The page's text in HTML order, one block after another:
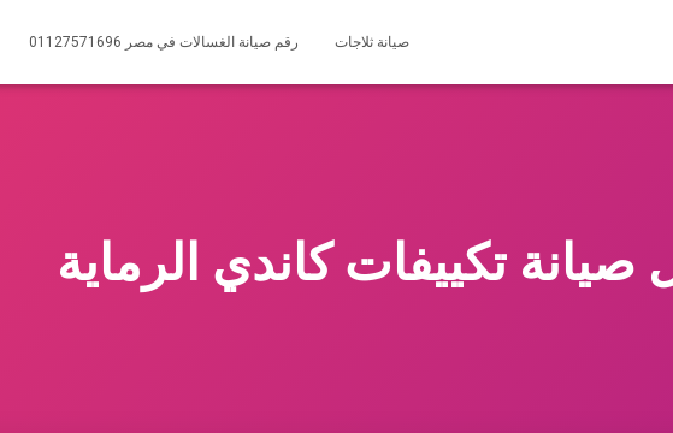
صيانة ثلاجات رقم صيانة الغسالات في مصر 01127571696
صيانة تكييفات كاندي الرماية